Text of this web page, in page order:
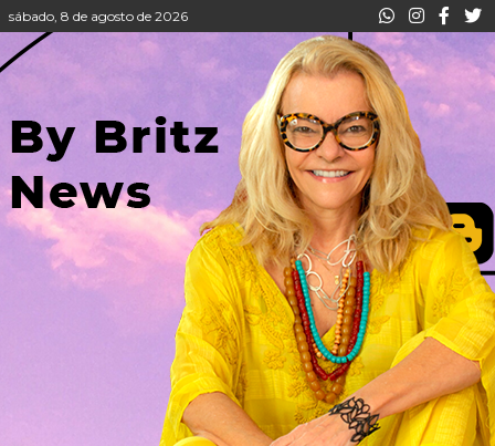
sábado, 8 de agosto de 2026